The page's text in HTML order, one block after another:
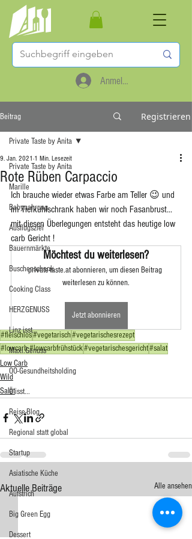
Anmelden
Beitrag Registrieren
Private Taste by Anita
Marille
Babynahrung
Ausflugsziel
Bauernmärkte
Buschenschank
Cooking Class
HERZGENUSS
Linz isst...
Maxi.Genuss
OÖ-Gesundheitsholding
Ö isst...
Reise-Blog
Regional statt global
Startup
Asiatische Küche
Aufstrich
Big Green Egg
Dessert
Private Taste by Anita
Rote Rüben Carpaccio
9. Jan. 2021 1 Min. Lesezeit
Ich brauche wieder etwas Farbe am Teller 😉 und
im Tiefkühlschrank haben wir noch Fasanbrust...
mit diesen Überlegungen entsteht das heutige low
carb Gericht !
Möchtest du weiterlesen?
private-taste.at abonnieren, um diesen Beitrag
weiterlesen zu können.
Jetzt abonnieren
#fleischlos#vegetarisch#vegetarischesrezept
#lowcarb #lowcarbfrühstück#vegetarischesgericht#salat
Low Carb
Wild
Salat
Aktuelle Beiträge Alle ansehen